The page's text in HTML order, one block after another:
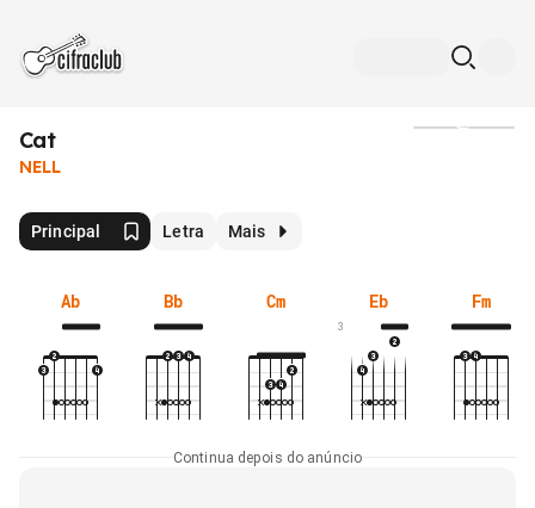
Cat
NELL
Principal Letra Mais
Ab Bb Cm Eb
3
Fm
Continua depois do anúncio